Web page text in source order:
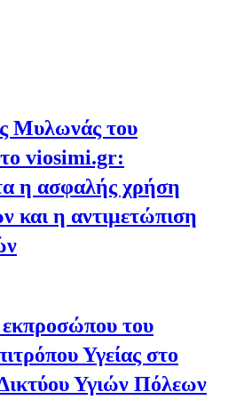
Μυλωνάς του
viosimi.gr:
η ασφαλής χρήση
και η αντιμετώπιση
του
Υγείας στο
Υγιών Πόλεων